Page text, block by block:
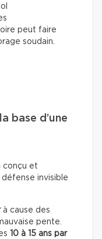
peut faire
soudain.
base d’une
conçu et
invisible
à cause des
pente.
10 à 15 ans par